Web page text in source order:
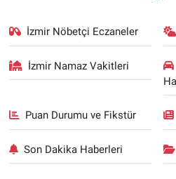
İzmir Nöbetçi Eczaneler
İzmir Namaz Vakitleri
Puan Durumu ve Fikstür
Son Dakika Haberleri